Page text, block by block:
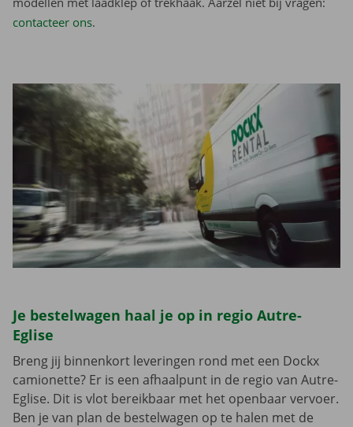
contacteer ons.
Je bestelwagen haal je op in regio Autre-
Eglise
Breng jij binnenkort leveringen rond met een Dockx
camionette? Er is een afhaalpunt in de regio van Autre-
Eglise. Dit is vlot bereikbaar met het openbaar vervoer.
Ben je van plan de bestelwagen op te halen met de